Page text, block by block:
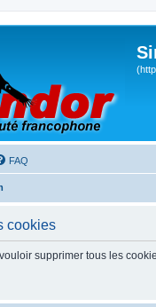
FAQ
cookies
supprimer tous les